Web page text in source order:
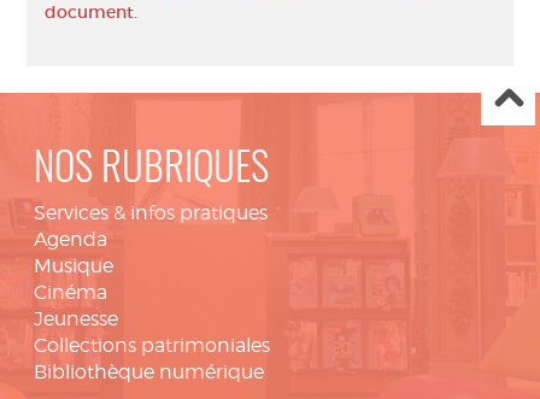
document.
NOS RUBRIQUES
Services & infos pratiques
Agenda
Musique
Cinéma
Jeunesse
Collections patrimoniales
Bibliothèque numérique